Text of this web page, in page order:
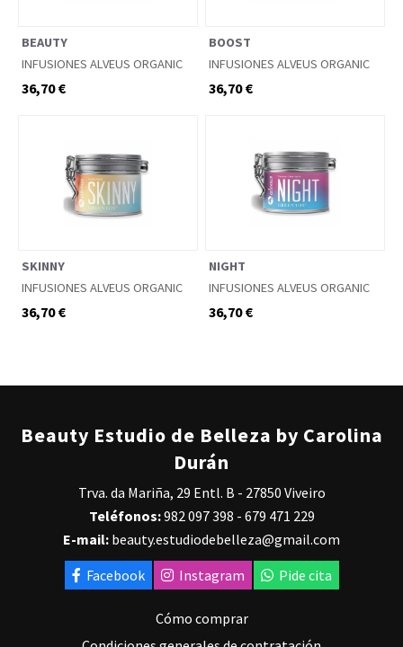
BEAUTY
INFUSIONES ALVEUS ORGANIC
36,70 €
BOOST
INFUSIONES ALVEUS ORGANIC
36,70 €
SKINNY
INFUSIONES ALVEUS ORGANIC
36,70 €
NIGHT
INFUSIONES ALVEUS ORGANIC
36,70 €
Beauty Estudio de Belleza by Carolina
Durán
Trva. da Mariña, 29 Entl. B - 27850 Viveiro
Teléfonos:982 097 398 - 679 471 229
E-mail: beauty.estudiodebelleza@gmail.com
Facebook
Instagram Pide cita
Cómo comprar